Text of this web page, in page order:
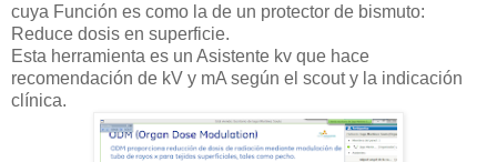
cuya Función es como la de un protector de bismuto:
Reduce dosis en superficie.
Esta herramienta es un Asistente kv que hace
recomendación de kV y mA según el scout y la indicación
clínica.